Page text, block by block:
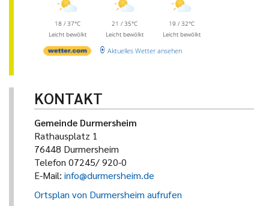
18 / 37°C
Leicht bewölkt
21 / 35°C
Leicht bewölkt
19 / 32°C
Leicht bewölkt
Aktuelles Wetter ansehen
KONTAKT
Gemeinde Durmersheim
Rathausplatz 1
76448 Durmersheim
Telefon 07245/ 920-0
E-Mail: info@durmersheim.de
Ortsplan von Durmersheim aufrufen